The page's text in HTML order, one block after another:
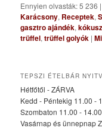
Ennyien olvasták: 5 236 |
Karácsony, Receptek,
gasztro ajándék,kókusz
trüffel,trüffel golyók |
TEPSZI ÉTELBÁR
Hétfőtől - ZÁRVA
Kedd - Péntekig 11.00 -
Szombaton 11.00 - 14.00
Vasárnap és ünnepnap